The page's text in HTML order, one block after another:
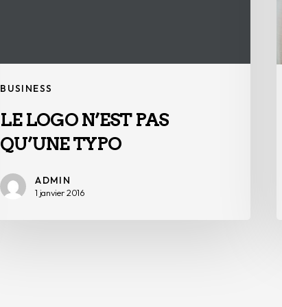
BUSINESS
LE LOGO N’EST PAS
QU’UNE TYPO
ADMIN
1 janvier 2016